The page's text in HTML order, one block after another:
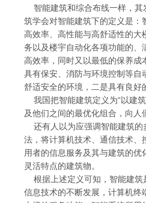
智能建筑和综合布线一样，其
筑学会对智能建筑下的定义是
高效率、高性能与高舒适性的
务以及楼宇自动化各项功能的
高效率，同时又以最低的保养
具有保安、消防与环境控制等
舒适安全的环境，二是具有良
我国把智能建筑定义为“以建
及他们之间的最优化组合，向人
还有人以为应强调智能建筑的
法，将计算机技术、通信技术
用者的信息服务及其与建筑的
灵活特点的建筑物。
根据上述定义可知，智能建筑
信息技术的不断发展，计算机终